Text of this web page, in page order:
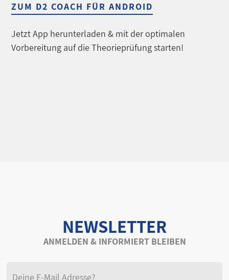
ZUM D2 COACH FÜR ANDROID
Jetzt App herunterladen & mit der optimalen
Vorbereitung auf die Theorieprüfung starten!
NEWSLETTER
ANMELDEN & INFORMIERT BLEIBEN